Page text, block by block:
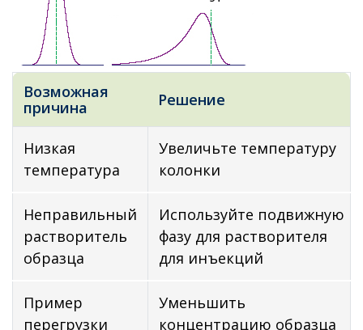
Возможная
причина
Решение
Низкая
температура
Увеличьте температуру
колонки
Неправильный
растворитель
образца
Используйте подвижную
фазу для растворителя
для инъекций
Пример
перегрузки
Уменьшить
концентрацию образца